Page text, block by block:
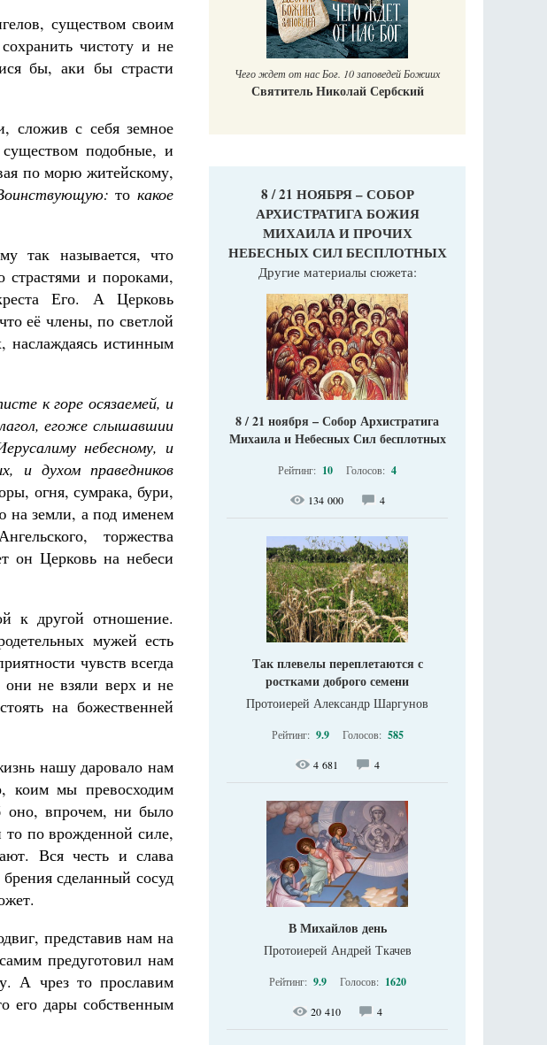
существом своим
чистоту и не
бы, аки бы страсти
сложив с себя земное
подобные, и
по морю житейскому,
то какое
так называется, что
и пороками,
Его. А Церковь
её члены, по светлой
наслаждаясь истинным
к горе осязаемей, и
егоже слышавшии
небесному, и
и духом праведников
огня, сумрака, бури,
на земли, а под именем
торжества
он Церковь на небеси
к другой отношение.
мужей есть
чувств всегда
они не взяли верх и не
на божественней
нашу даровало нам
коим мы превосходим
оно, впрочем, ни было
по врожденной силе,
Вся честь и слава
сделанный сосуд
представив нам на
предуготовил нам
А чрез то прославим
его дары собственным
Георгий Победоносец. Научись у
святого
Роман Котов Чего ждет от нас Бог. 10 заповедей Божиих
Святитель Николай Сербский
8 / 21 НОЯБРЯ – СОБОР
АРХИСТРАТИГА БОЖИЯ
МИХАИЛА И ПРОЧИХ
НЕБЕСНЫХ СИЛ БЕСПЛОТНЫХ
Другие материалы сюжета:
8 / 21 ноября – Собор Архистратига
Михаила и Небесных Сил бесплотных
Рейтинг: 10 Голосов: 4
134 000 4
Так плевелы переплетаются с
ростками доброго семени
Протоиерей Александр Шаргунов
Рейтинг: 9.9 Голосов: 585
4 681 4
В Михайлов день
Протоиерей Андрей Ткачев
Рейтинг: 9.9 Голосов: 1620
20 410 4